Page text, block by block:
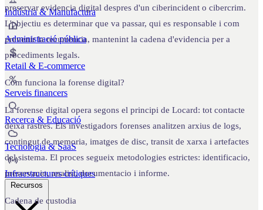
Indústria & Manufactura
Administració pública
Retail & E-commerce
Serveis financers
Recerca & Educació
Tecnologia & SaaS
Infraestructures crítiques
preservar evidencia digital despres d'un ciberincident o cibercrim.
L'objectiu es determinar que va passar, qui es responsable i com
prevenir la recurrencia, mantenint la cadena d'evidencia per a
procediments legals.
Com funciona la forense digital?
La forense digital opera segons el principi de Locard: tot contacte
deixa rastres. Els investigadors forenses analitzen arxius de logs,
contingut de memoria, imatges de disc, transit de xarxa i artefactes
del sistema. El proces segueix metodologies estrictes: identificacio,
preservacio, analisi, documentacio i informe.
Cadena de custodia